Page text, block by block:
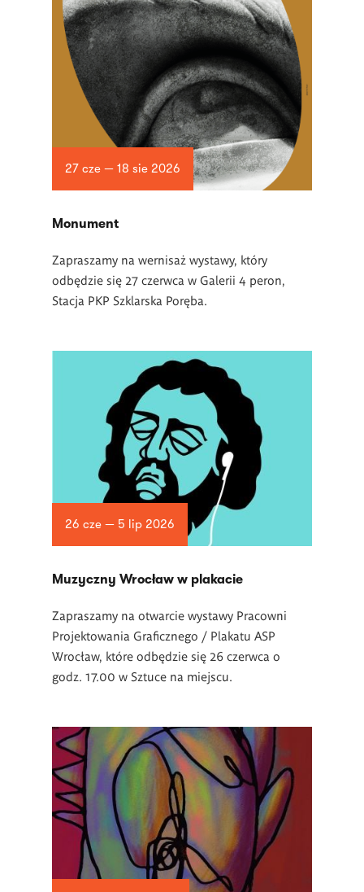
27 cze — 18 sie 2026
Monument
Zapraszamy na wernisaż wystawy, który
odbędzie się 27 czerwca w Galerii 4 peron,
Stacja PKP Szklarska Poręba.
26 cze — 5 lip 2026
Muzyczny Wrocław w plakacie
Zapraszamy na otwarcie wystawy Pracowni
Projektowania Graficznego / Plakatu ASP
Wrocław, które odbędzie się 26 czerwca o
godz. 17.00 w Sztuce na miejscu.